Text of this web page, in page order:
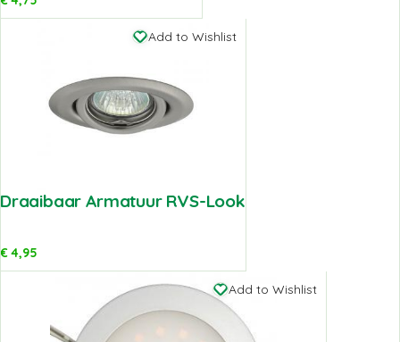
Add to Wishlist
Draaibaar Armatuur RVS-Look
€4,95
Add to Wishlist